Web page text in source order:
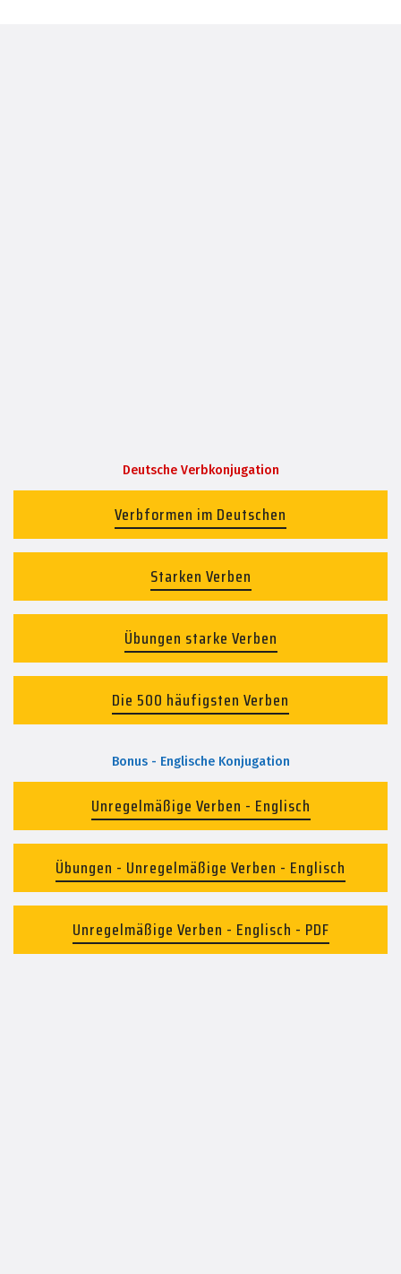
Deutsche Verbkonjugation
Verbformen im Deutschen
Starken Verben
Übungen starke Verben
Die 500 häufigsten Verben
Bonus - Englische Konjugation
Unregelmäßige Verben - Englisch
Übungen - Unregelmäßige Verben - Englisch
Unregelmäßige Verben - Englisch - PDF